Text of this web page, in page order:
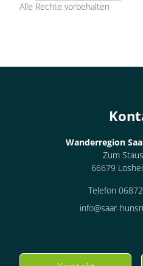
Alle Rechte vorbehalten
Wanderregion
Zum
66679
Telefon
info@saar-